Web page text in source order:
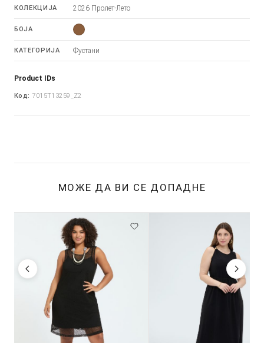
КОЛЕКЦИЈА 2026 Пролет-Лето
БОЈА
КАТЕГОРИЈА Фустани
Product IDs
Код: 7015T13259_Z2
МОЖЕ ДА ВИ СЕ ДОПАДНЕ